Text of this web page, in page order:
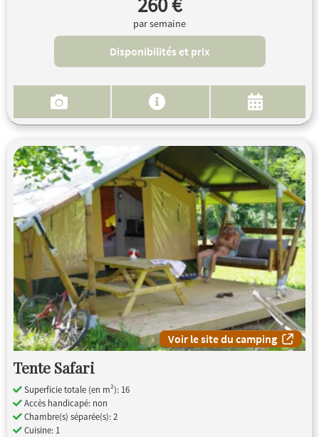
260 €
par semaine
Disponibilités et prix
Voir le site du camping
Tente Safari
Superficie totale (en m²): 16
Accès handicapé: non
Chambre(s) séparée(s): 2
Cuisine: 1